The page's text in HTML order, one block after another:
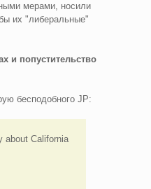
мерами, носили
их "либеральные"
и попустительство
бесподобного JP:
about California